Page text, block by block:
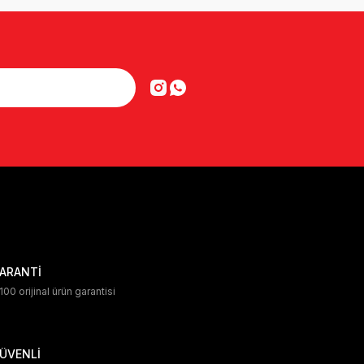
orijinal ürün garantisi